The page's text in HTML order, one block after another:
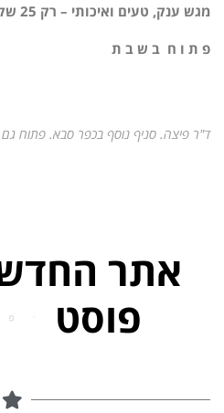
מגש ענק, טעים ואיכותי – רק 25 שקלים. ללא תוספות
פ ת ו ח ב ש ב ת
ד"ר פיצה. סניף נוסף בכפר סבא. פתוח
אתר
פוסט